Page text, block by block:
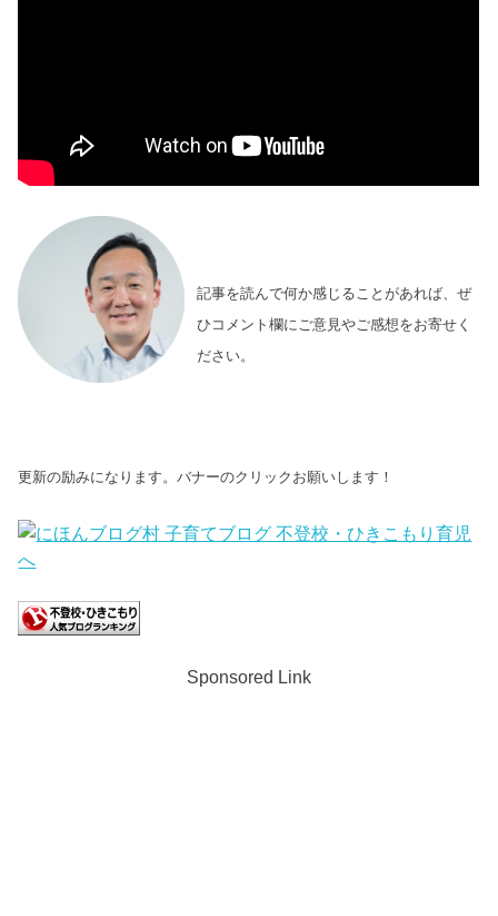
記事を読んで何か感じることがあれば、ぜ
ひコメント欄にご意見やご感想をお寄せく
ださい。
更新の励みになります。バナーのクリックお願いします！
Sponsored Link